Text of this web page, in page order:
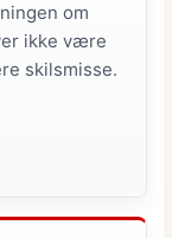
om
ikke være
skilsmisse.